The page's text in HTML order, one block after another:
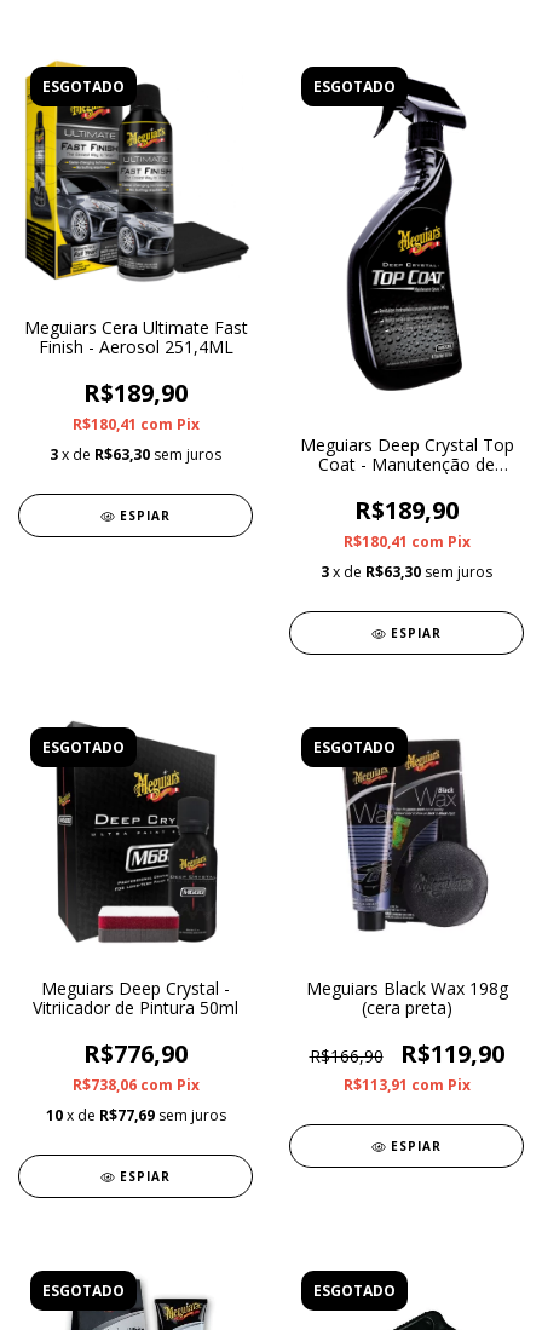
ESGOTADO
Meguiars Cera Ultimate Fast
Finish - Aerosol 251,4ML
R$189,90
R$180,41 com Pix
3x de R$63,30 sem juros
ESPIAR
ESGOTADO
Meguiars Deep Crystal Top
Coat - Manutenção de
R$189,90
R$180,41 com Pix
3x de R$63,30 sem juros
ESPIAR
ESGOTADO
Meguiars Deep Crystal -
Vitriicador de Pintura 50ml
R$776,90
R$738,06 com Pix
10 x de R$77,69 sem juros
ESPIAR
ESGOTADO
Meguiars Black Wax 198g
(cera preta)
R$166,90 R$119,90
R$113,91 com Pix
ESPIAR
ESGOTADO ESGOTADO